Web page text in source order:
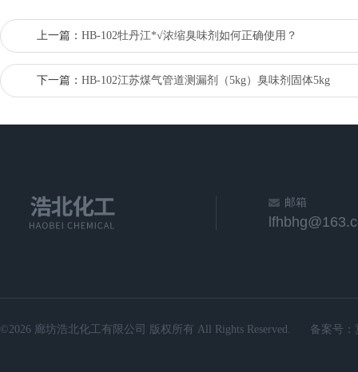
上一篇： HB-102牡丹江*√浓缩臭味剂如何正确使用？
下一篇： HB-102江苏煤气管道测漏剂（5kg）臭味剂固体5kg
邮箱
©2026 廊坊浩北化工有限公司 版权所有 All Rights Reserved. 备案号：